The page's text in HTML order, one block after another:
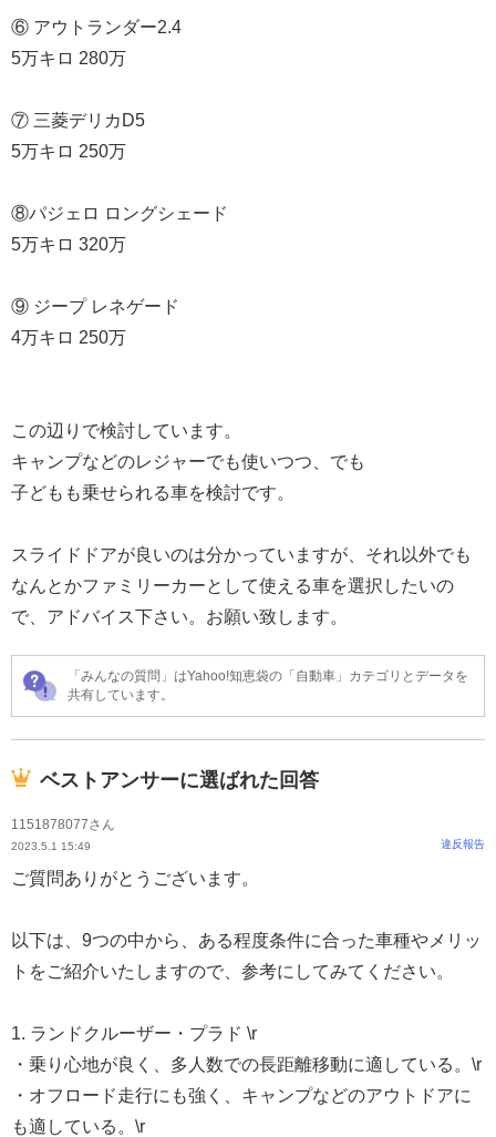
⑥ アウトランダー2.4
5万キロ 280万
⑦ 三菱デリカD5
5万キロ 250万
⑧パジェロ ロングシェード
5万キロ 320万
⑨ ジープ レネゲード
4万キロ 250万
この辺りで検討しています。
キャンプなどのレジャーでも使いつつ、でも
子どもも乗せられる車を検討です。
スライドドアが良いのは分かっていますが、それ以外でも
なんとかファミリーカーとして使える車を選択したいの
で、アドバイス下さい。お願い致します。
「みんなの質問」はYahoo!知恵袋の「自動車」カテゴリとデータを
共有しています。
ベストアンサーに選ばれた回答
1151878077さん
2023.5.1 15:49 違反報告
ご質問ありがとうございます。
以下は、9つの中から、ある程度条件に合った車種やメリッ
トをご紹介いたしますので、参考にしてみてください。
1. ランドクルーザー・プラド \r
・乗り心地が良く、多人数での長距離移動に適している。\r
・オフロード走行にも強く、キャンプなどのアウトドアに
も適している。\r